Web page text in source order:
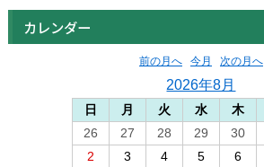
カレンダー
前の月へ 今月 次の月へ
2026年8月
日 月 火 水 木
26
27 28 29 30
2
3 4 5 6